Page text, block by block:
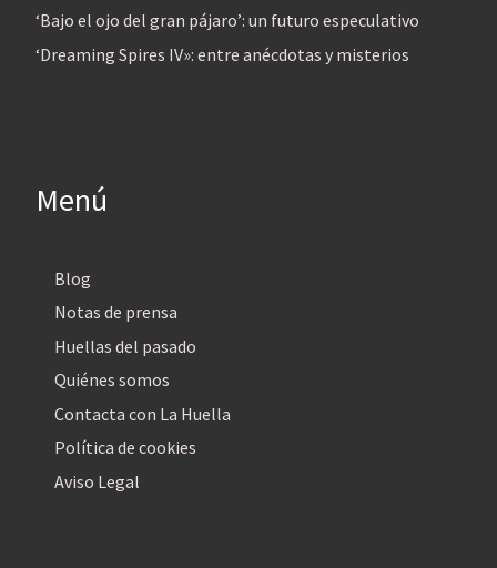
‘Bajo el ojo del gran pájaro’: un futuro especulativo
‘Dreaming Spires IV»: entre anécdotas y misterios
Menú
Blog
Notas de prensa
Huellas del pasado
Quiénes somos
Contacta con La Huella
Política de cookies
Aviso Legal